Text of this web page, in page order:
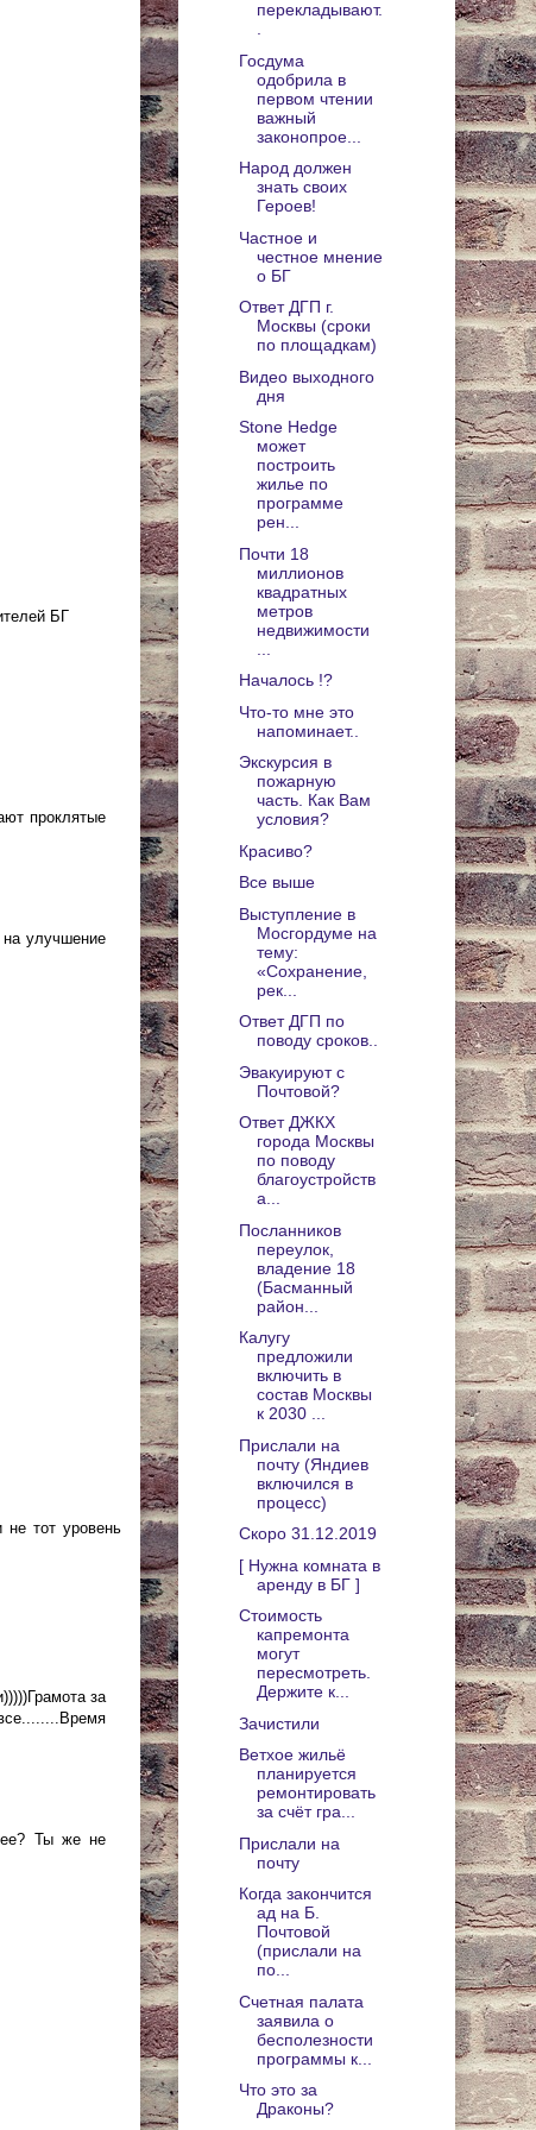
БГ
проклятые
на улучшение
тот уровень
за
Ты же не
перекладывают.
Госдума
одобрила в
первом чтении
важный
законопрое...
Народ должен
знать своих
Героев!
Частное и
честное мнение
о БГ
Ответ ДГП г.
Москвы (сроки
по площадкам)
Видео выходного
дня
Stone Hedge
может
построить
жилье по
программе
рен...
Почти 18
миллионов
квадратных
метров
недвижимости
Началось !?
Что-то мне это
напоминает..
Экскурсия в
пожарную
часть. Как Вам
условия?
Красиво?
Все выше
Выступление в
Мосгордуме на
тему:
«Сохранение,
рек...
Ответ ДГП по
поводу сроков..
Эвакуируют с
Почтовой?
Ответ ДЖКХ
города Москвы
по поводу
благоустройств
а...
Посланников
переулок,
владение 18
(Басманный
район...
Калугу
предложили
включить в
состав Москвы
к 2030 ...
Прислали на
почту (Яндиев
включился в
процесс)
Скоро 31.12.2019
[ Нужна комната в
аренду в БГ ]
Стоимость
капремонта
могут
пересмотреть.
Держите к...
Зачистили
Ветхое жильё
планируется
ремонтировать
за счёт гра...
Прислали на
почту
Когда закончится
ад на Б.
Почтовой
(прислали на
по...
Счетная палата
заявила о
бесполезности
программы к...
Что это за
Драконы?